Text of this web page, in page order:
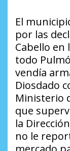
El
por las
Cabello
todo
vendía
Diosdado
Ministerio
que
la
no le